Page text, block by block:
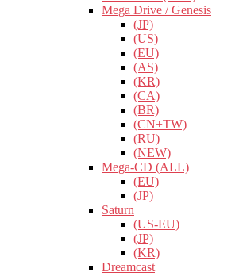
Mega Drive / Genesis
(JP)
(US)
(EU)
(AS)
(KR)
(CA)
(BR)
(CN+TW)
(RU)
(NEW)
Mega-CD (ALL)
(EU)
(JP)
Saturn
(US-EU)
(JP)
(KR)
Dreamcast